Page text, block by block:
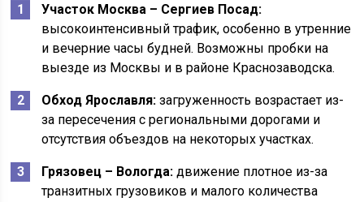
Участок Москва – Сергиев Посад:
высокоинтенсивный трафик, особенно в утренние
и вечерние часы будней. Возможны пробки на
выезде из Москвы и в районе Краснозаводска.
Обход Ярославля: загруженность возрастает из-
за пересечения с региональными дорогами и
отсутствия объездов на некоторых участках.
Грязовец – Вологда: движение плотное из-за
транзитных грузовиков и малого количества